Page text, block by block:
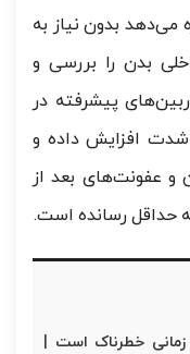
می‌دهد بدون نیاز به
بدن را بررسی و
پیشرفته در
شدت افزایش داده و
عفونت‌های بعد از
حداقل رسانده است.
خطرناک است |